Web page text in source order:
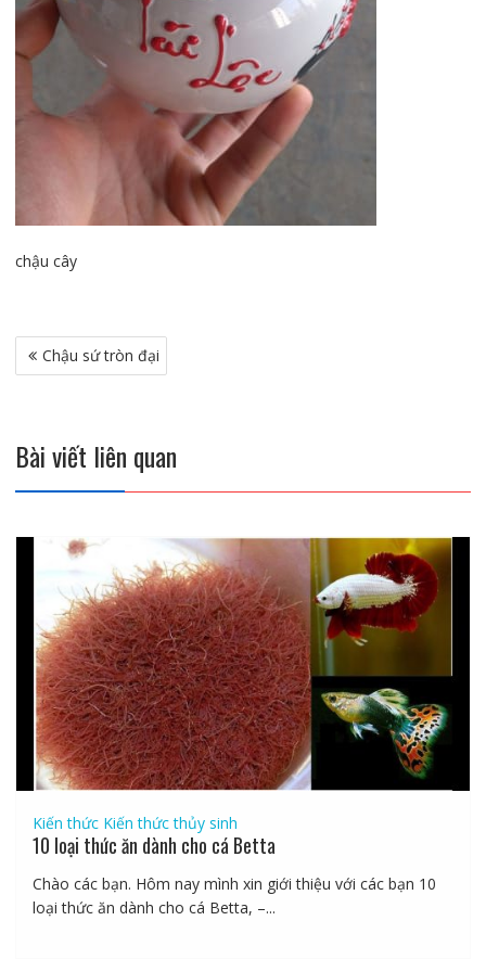
chậu cây
Điều
hướng
Chậu sứ tròn đại
Bài viết liên quan
Kiến thức Kiến thức thủy sinh
10 loại thức ăn dành cho cá Betta
Chào các bạn. Hôm nay mình xin giới thiệu với các bạn 10
loại thức ăn dành cho cá Betta, –...